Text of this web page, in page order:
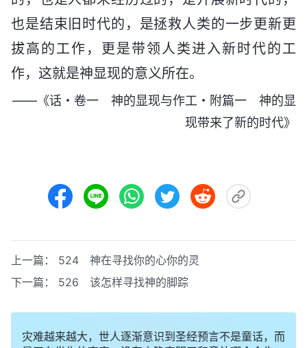
也是结束旧时代的，是拯救人类的一步更新更
拔高的工作，更是带领人类进入新时代的工
作，这就是神显现的意义所在。
——《话・卷一 神的显现与作工・附篇一 神的显
现带来了新的时代》
上一篇： 524 神在寻找你的心你的灵
下一篇： 526 该怎样寻找神的脚踪
灾难越来越大，世人逐渐意识到圣经预言不是童话，而